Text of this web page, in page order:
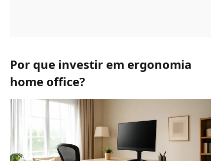
Por que investir em ergonomia
home office?